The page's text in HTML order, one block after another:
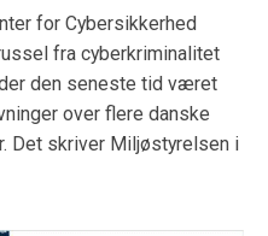
for Cybersikkerhed
fra cyberkriminalitet
den seneste tid været
over flere danske
Det skriver Miljøstyrelsen i